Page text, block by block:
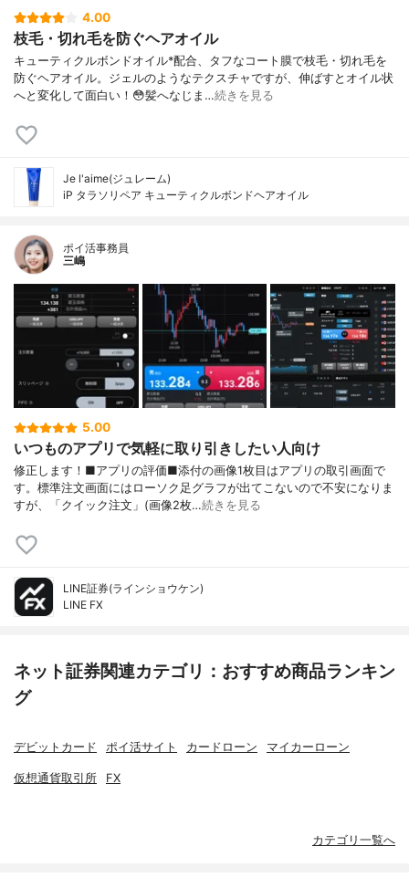
4.00
枝毛・切れ毛を防ぐヘアオイル
キューティクルボンドオイル*配合、タフなコート膜で枝毛・切れ毛を
防ぐヘアオイル。ジェルのようなテクスチャですが、伸ばすとオイル状
へと変化して面白い！😳髪へなじま…続きを見る
Je l'aime(ジュレーム)
iP タラソリペア キューティクルボンドヘアオイル
ポイ活事務員
三嶋
5.00
いつものアプリで気軽に取り引きしたい人向け
修正します！■アプリの評価■添付の画像1枚目はアプリの取引画面で
す。標準注文画面にはローソク足グラフが出てこないので不安になりま
すが、「クイック注文」(画像2枚…続きを見る
LINE証券(ラインショウケン)
LINE FX
ネット証券関連カテゴリ：おすすめ商品ランキン
グ
デビットカード ポイ活サイト カードローン マイカーローン
仮想通貨取引所 FX
カテゴリ一覧へ